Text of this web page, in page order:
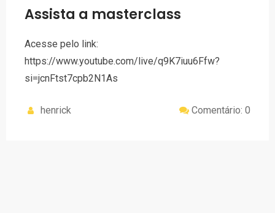
Assista a masterclass
Acesse pelo link:
https://www.youtube.com/live/q9K7iuu6Ffw?
si=jcnFtst7cpb2N1As
henrick Comentário: 0